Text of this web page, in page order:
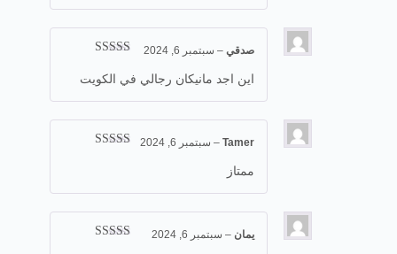
من 5
صدقي – سبتمبر 6, 2024
اين اجد مانيكان رجالي في الكويت
Tamer
– سبتمبر 6, 2024
ممتاز
يمان – سبتمبر 6, 2024